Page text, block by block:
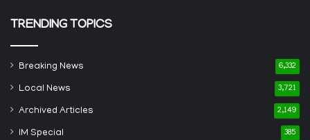
TRENDING TOPICS
Breaking News 6,332
Local News 3,721
Archived Articles 2,149
IM Special 385